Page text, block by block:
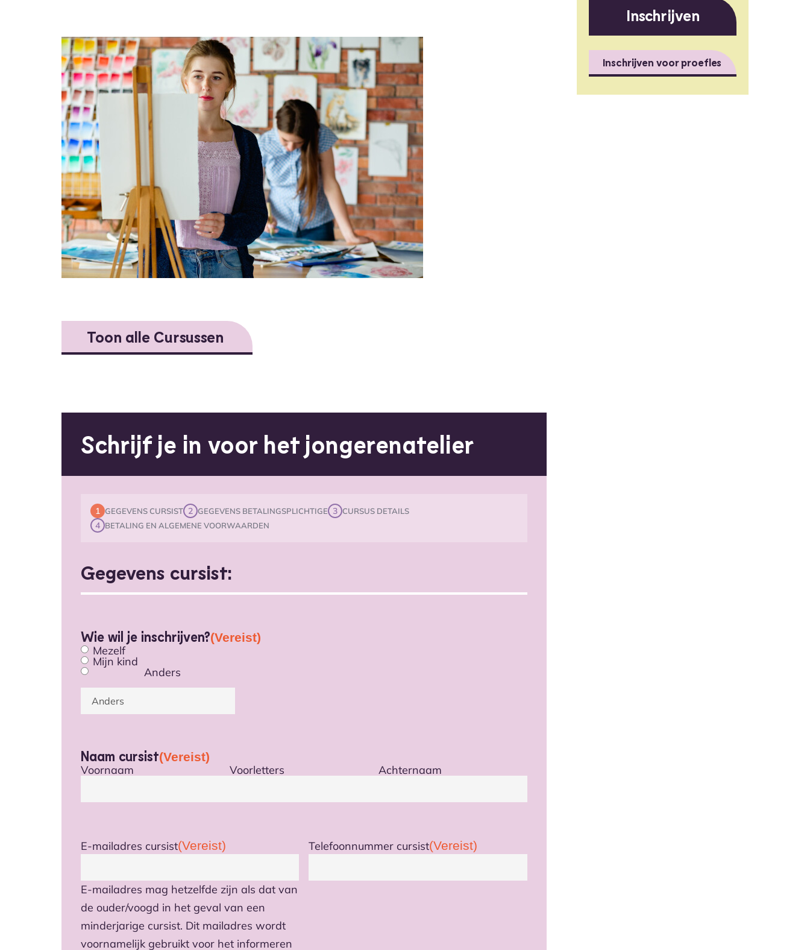
Toon alle Cursussen
Schrijf je in voor het jongerenatelier
1 GEGEVENS CURSIST 2 GEGEVENS BETALINGSPLICHTIGE 3 CURSUS DETAILS
4 BETALING EN ALGEMENE VOORWAARDEN
Gegevens cursist:
Wie wil je inschrijven?(Vereist)
Mezelf
Mijn kind
Anders
Naam cursist(Vereist)
Voornaam
Voorletters Achternaam
E-mailadres cursist(Vereist)
E-mailadres mag hetzelfde zijn als dat van
de ouder/voogd in het geval van een
minderjarige cursist. Dit mailadres wordt
voornamelijk gebruikt voor het informeren
Telefoonnummer cursist(Vereist)
Inschrijven
Inschrijven voor proefles